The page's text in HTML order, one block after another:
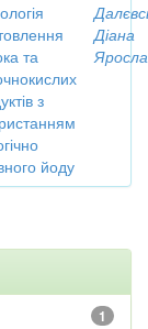
та
з
йоду
Діана
1